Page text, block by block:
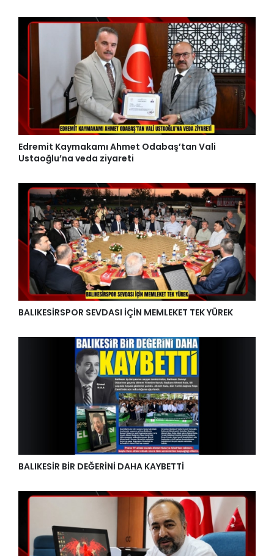
Edremit Kaymakamı Ahmet Odabaş’tan Vali
Ustaoğlu’na veda ziyareti
BALIKESİRSPOR SEVDASI İÇİN MEMLEKET TEK YÜREK
BALIKESİR BİR DEĞERİNİ DAHA KAYBETTİ